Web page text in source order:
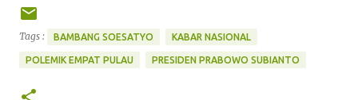
Tags : BAMBANG SOESATYO KABAR NASIONAL
POLEMIK EMPAT PULAU PRESIDEN PRABOWO SUBIANTO